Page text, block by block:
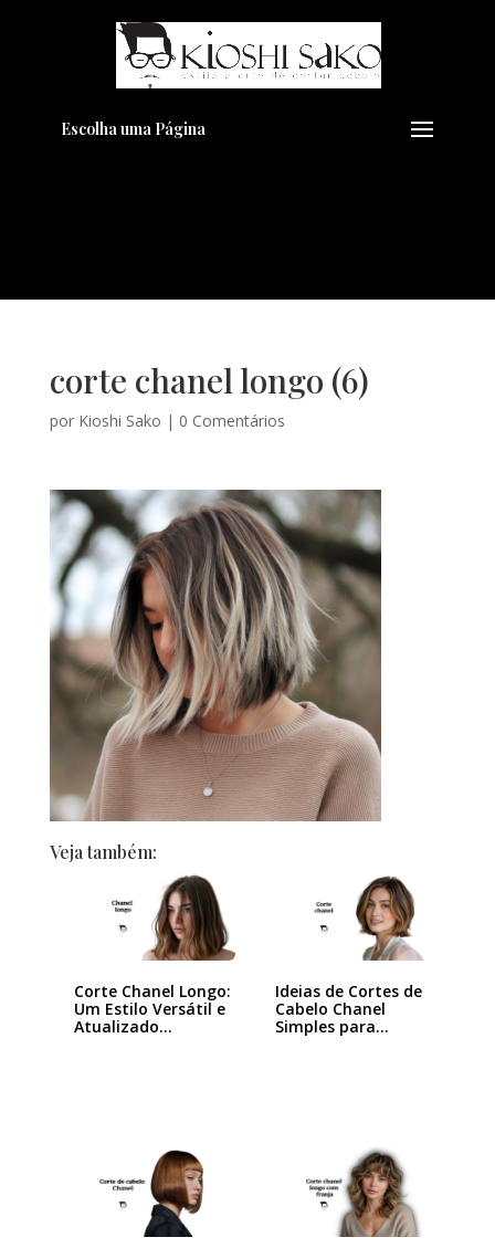
Escolha uma Página
corte chanel longo (6)
por Kioshi Sako | 0 Comentários
Veja também:
Corte Chanel Longo:
Um Estilo Versátil e
Atualizado…
Ideias de Cortes de
Cabelo Chanel
Simples para…
Pensando em transformar seu
Visual??